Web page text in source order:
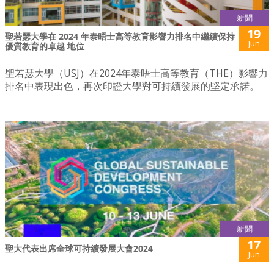
新聞
聖若瑟大學在 2024 年泰晤士高等教育影響力排名中繼續保持
優質教育的卓越 地位
19
Jun
聖若瑟大學（USJ）在2024年泰晤士高等教育（THE）影響力
排名中表現出色，再次印證大學對可持續發展的堅定承諾。
新聞
聖大代表出席全球可持續發展大會2024 17
Jun